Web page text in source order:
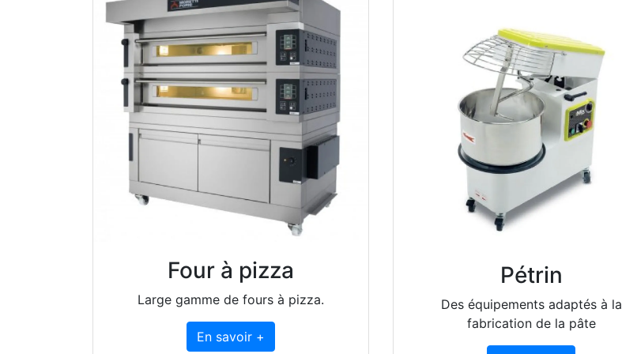
Four à pizza
Large gamme de fours à pizza.
En savoir +
Pétrin
Des équipements adaptés à la
fabrication de la pâte